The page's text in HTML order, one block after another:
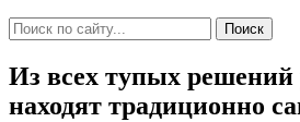
Поиск
Из всех тупых решений
находят традиционно